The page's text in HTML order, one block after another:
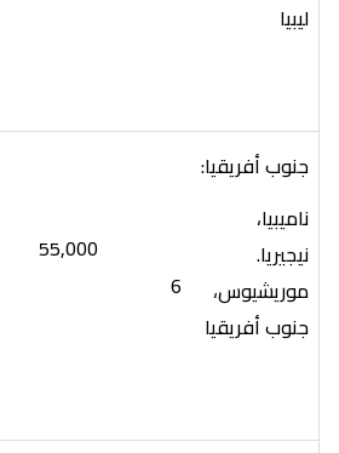
ليبيا
جنوب أفريقيا:
ناميبيا،
نيجيريا.
موريشيوس،
جنوب أفريقيا
6
55,000